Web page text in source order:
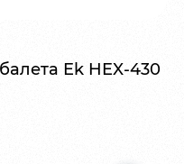
Ek HEX-430